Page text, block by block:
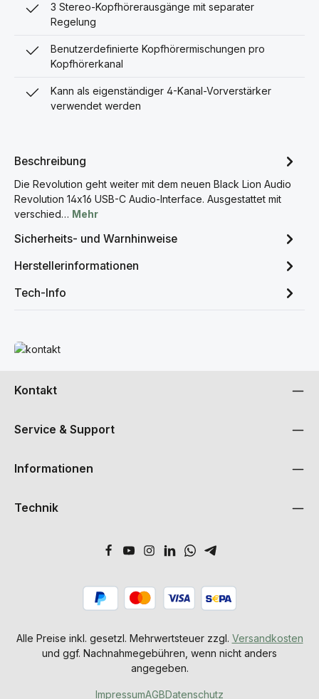
3 Stereo-Kopfhörerausgänge mit separater
Regelung
Benutzerdefinierte Kopfhörermischungen pro
Kopfhörerkanal
Kann als eigenständiger 4-Kanal-Vorverstärker
verwendet werden
Beschreibung
Die Revolution geht weiter mit dem neuen Black Lion Audio
Revolution 14x16 USB-C Audio-Interface. Ausgestattet mit
verschied… Mehr
Sicherheits- und Warnhinweise
Herstellerinformationen
Tech-Info
Mehr erfahren
Kontakt
Service & Support
Informationen
Technik
Alle Preise inkl. gesetzl. Mehrwertsteuer zzgl. Versandkosten
und ggf. Nachnahmegebühren, wenn nicht anders
angegeben.
ImpressumAGBDatenschutz